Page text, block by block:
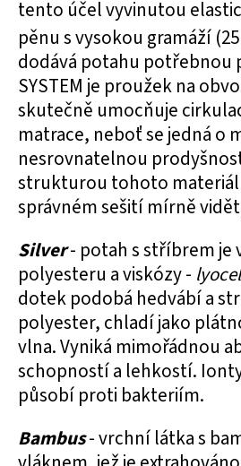
tento účel vyvinutou
pěnu s vysokou gramáží
dodává potahu potřebnou
SYSTEM je proužek na
skutečně umocňuje
matrace, neboť se jedná o
nesrovnatelnou
strukturou tohoto
správném sešití mírně
Silver- potah s stříbrem je
polyesteru a viskózy -
dotek podobá hedvábí a
polyester, chladí jako
vlna. Vyniká mimořádnou
schopností a lehkostí.
působí proti bakteriím.
Bambus- vrchní látka s